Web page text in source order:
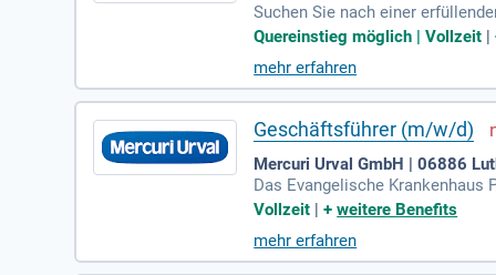
Suchen Sie nach einer
viele Immobilienbesitzer ihre
ere hybride Akademie in
Starten Sie jetzt Ihre Karriere in
Quereinstieg möglich | Vollzeit |
mehr erfahren
Geschäftsführer (m/w/d)
Mercuri Urval GmbH | 06886
Das Evangelische
hen Raum. Als Akademisches
300 Betten und beschäftigt
des Hauses weiter zu sichern.
Vollzeit |+weitere Benefits
mehr erfahren